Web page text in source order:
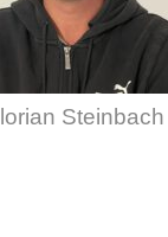
Steinbach